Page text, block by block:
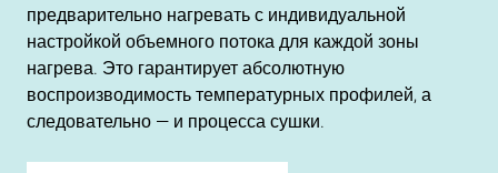
предварительно нагревать с индивидуальной
настройкой объемного потока для каждой зоны
нагрева. Это гарантирует абсолютную
воспроизводимость температурных профилей, а
следовательно — и процесса сушки.